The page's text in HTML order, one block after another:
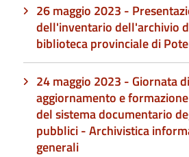
26 maggio 2023 -
dell'inventario dell'archivio
biblioteca provinciale di
24 maggio 2023 - Giornata di
aggiornamento e
del sistema documentario
pubblici - Archivistica
generali